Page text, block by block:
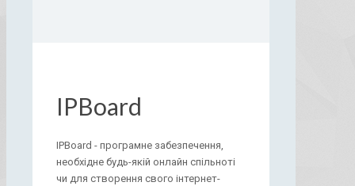
IPBoard
IPBoard - програмне забезпечення,
необхідне будь-якій онлайн спільноті
чи для створення свого інтернет-